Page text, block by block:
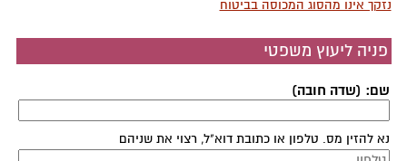
נזקך אינו מהסוג המכוסה בביטוח
פניה ליעוץ משפטי
שם: (שדה חובה)
נא להזין מס. טלפון או כתובת דוא"ל, רצוי את שניהם